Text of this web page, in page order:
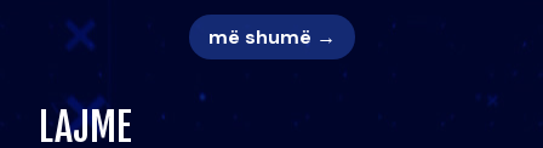
më shumë →
LAJME